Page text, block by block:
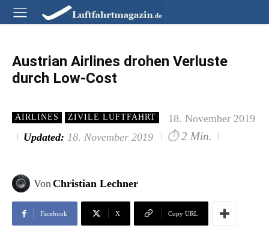
Austrian Airlines drohen Verluste
durch Low-Cost
AIRLINES ZIVILE LUFTFAHRT
18. November 2019
Updated: 18. November 2019 ⏱ 2 Min.
VonChristian Lechner
Facebook X Copy URL